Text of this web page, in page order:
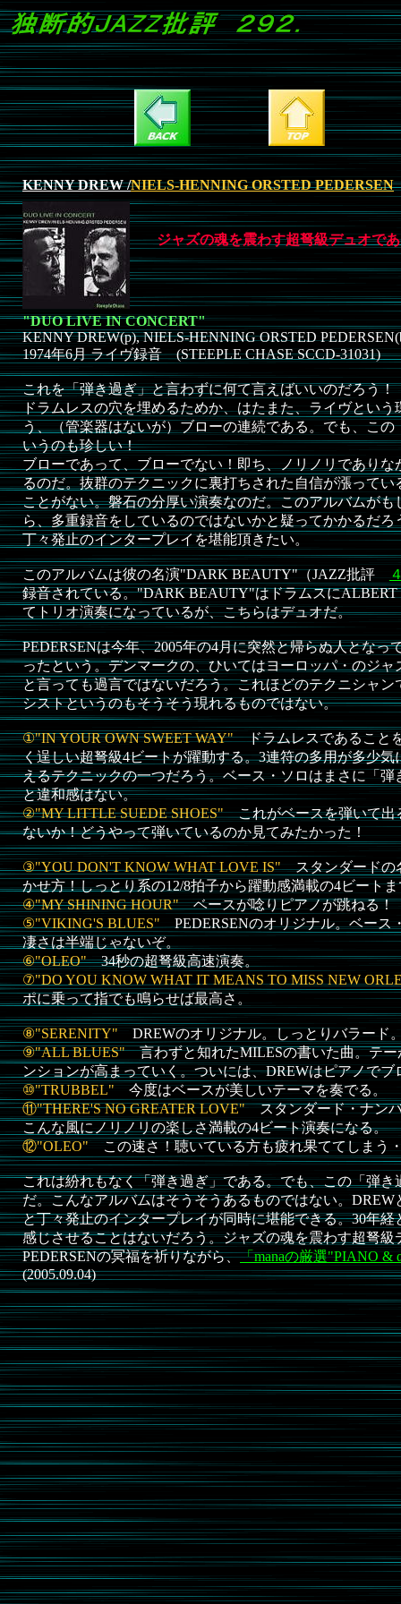
KENNY DREW /NIELS-HENNING ORSTED PEDERSEN
ジャズの魂を震わす超弩級デュオで
"DUO LIVE IN CONCERT"
KENNY DREW(p), NIELS-HENNING ORSTED
1974年6月 ライヴ録音 (STEEPLE CHASE SCCD-31031)
これを「弾き過ぎ」と言わずに何て言えばいいのだろう！
ドラムレスの穴を埋めるためか、はたまた、ライヴとい
う、（管楽器はないが）ブローの連続である。でも、こ
いうのも珍しい！
ブローであって、ブローでない！即ち、ノリノリであり
るのだ。抜群のテクニックに裏打ちされた自信が漲って
ことがない。磐石の分厚い演奏なのだ。このアルバムがも
ら、多重録音をしているのではないかと疑ってかかるだろ
丁々発止のインタープレイを堪能頂きたい。
このアルバムは彼の名演"DARK BEAUTY"（JAZZ批評
録音されている。"DARK BEAUTY"はドラムスに
てトリオ演奏になっているが、こちらはデュオだ。
PEDERSENは今年、2005年の4月に突然と帰らぬ人となっ
ったという。デンマークの、ひいてはヨーロッパ・のジ
と言っても過言ではないだろう。これほどのテクニシャ
シストというのもそうそう現れるものではない。
①"IN YOUR OWN SWEET WAY"ドラムレスであること
く逞しい超弩級4ビートが躍動する。3連符の多用が多少
えるテクニックの一つだろう。ベース・ソロはまさに「
と違和感はない。
②"MY LITTLE SUEDE SHOES"これがベースを弾いて出
ないか！どうやって弾いているのか見てみたかった！
③"YOU DON'T KNOW WHAT LOVE IS"スタンダードの
かせ方！しっとり系の12/8拍子から躍動感満載の4ビート
④"MY SHINING HOUR"ベースが唸りピアノが跳ねる！
⑤"VIKING'S BLUES"PEDERSENのオリジナル。ベース
凄さは半端じゃないぞ。
⑥"OLEO"34秒の超弩級高速演奏。
⑦"DO YOU KNOW WHAT IT MEANS TO MISS NEW
ポに乗って指でも鳴らせば最高さ。
⑧"SERENITY" DREWのオリジナル。しっとりバラード
⑨"ALL BLUES"言わずと知れたMILESの書いた曲。テー
ンションが高まっていく。ついには、DREWはピアノでブ
⑩"TRUBBEL" 今度はベースが美しいテーマを奏でる。
⑪"THERE'S NO GREATER LOVE"スタンダード・ナンバ
こんな風にノリノリの楽しさ満載の4ビート演奏になる。
⑫"OLEO" この速さ！聴いている方も疲れ果ててしまう
これは紛れもなく「弾き過ぎ」である。でも、この「弾き
だ。こんなアルバムはそうそうあるものではない。DREW
と丁々発止のインタープレイが同時に堪能できる。30年経
感じさせることはないだろう。ジャズの魂を震わす超弩級
PEDERSENの冥福を祈りながら、「manaの厳選"PIANO &
(2005.09.04)